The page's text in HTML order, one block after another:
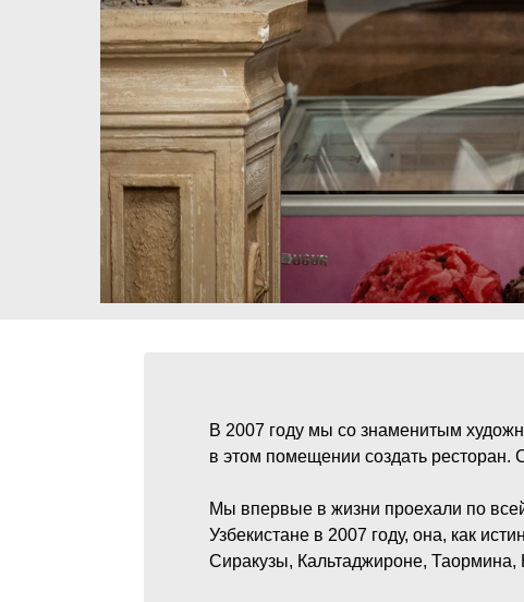
В 2007 году мы со знаменитым
в этом помещении создать ресторан.
Мы впервые в жизни проехали по
Узбекистане в 2007 году, она, как
Сиракузы, Кальтаджироне, Таормина,